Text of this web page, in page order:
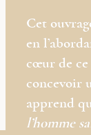
Cet
en
cœur de
concevoir
apprend
l’homme